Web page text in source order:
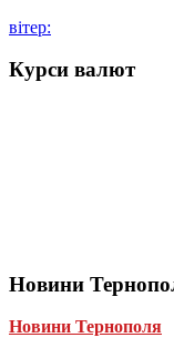
вітер:
Курси валют
Новини
Новини Тернополя